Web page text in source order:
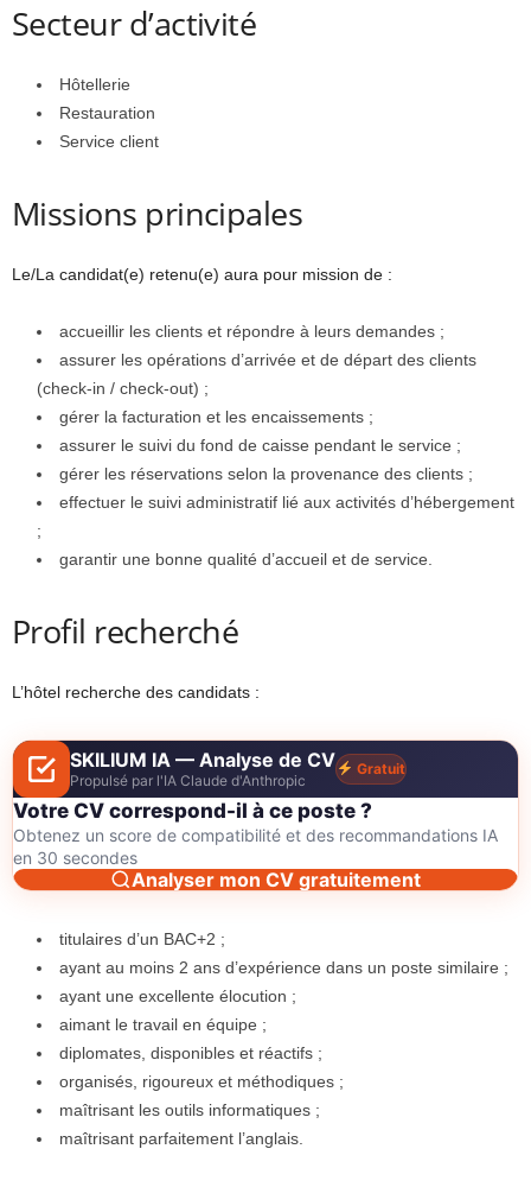
Secteur d’activité
Hôtellerie
Restauration
Service client
Missions principales
Le/La candidat(e) retenu(e) aura pour mission de :
accueillir les clients et répondre à leurs demandes ;
assurer les opérations d’arrivée et de départ des clients
(check-in / check-out) ;
gérer la facturation et les encaissements ;
assurer le suivi du fond de caisse pendant le service ;
gérer les réservations selon la provenance des clients ;
effectuer le suivi administratif lié aux activités d’hébergement
;
garantir une bonne qualité d’accueil et de service.
Profil recherché
L’hôtel recherche des candidats :
SKILIUM IA — Analyse de CV
Propulsé par l'IA Claude d'Anthropic
Gratuit
Votre CV correspond-il à ce poste ?
Obtenez un score de compatibilité et des recommandations IA
en 30 secondes
Analyser mon CV gratuitement
titulaires d’un BAC+2 ;
ayant au moins 2 ans d’expérience dans un poste similaire ;
ayant une excellente élocution ;
aimant le travail en équipe ;
diplomates, disponibles et réactifs ;
organisés, rigoureux et méthodiques ;
maîtrisant les outils informatiques ;
maîtrisant parfaitement l’anglais.